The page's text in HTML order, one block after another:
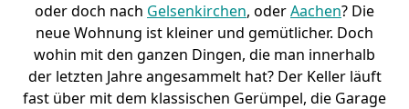
oder doch nach Gelsenkirchen, oderAachen? Die
neue Wohnung ist kleiner und gemütlicher. Doch
wohin mit den ganzen Dingen, die man innerhalb
der letzten Jahre angesammelt hat? Der Keller läuft
fast über mit dem klassischen Gerümpel, die Garage